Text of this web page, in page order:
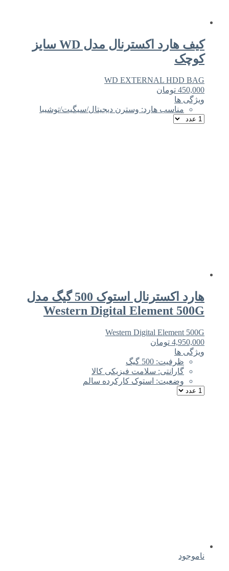
کیف هارد اکسترنال مدل WD سایز
کوچک
WD EXTERNAL HDD BAG
450,000 تومان
ویژگی ها
مناسب هارد: وسترن دیجیتال/سیگیت/توشیبا
هارد اکسترنال استوک 500 گیگ مدل
Western Digital Element 500G
Western Digital Element 500G
4,950,000 تومان
ویژگی ها
ظرفیت: 500 گیگ
گارانتی: سلامت فیزیکی کالا
وضعیت: استوک کارکرده سالم
ناموجود